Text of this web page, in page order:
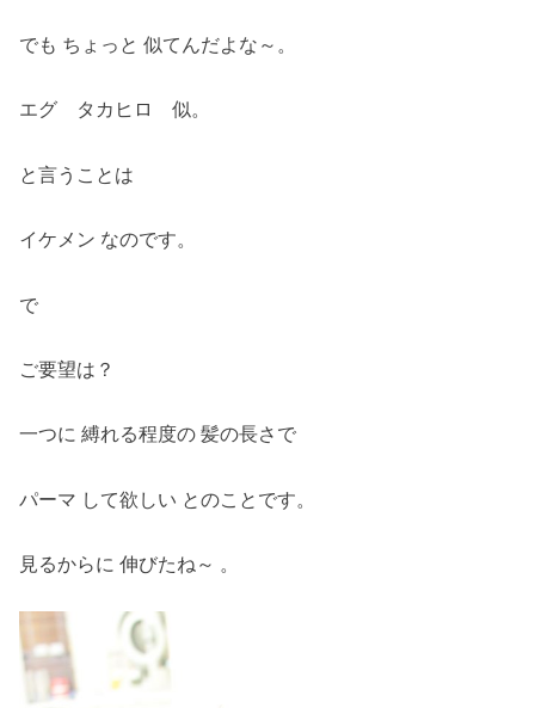
でも ちょっと 似てんだよな～。
エグ タカヒロ 似。
と言うことは
イケメン なのです。
で
ご要望は？
一つに 縛れる程度の 髪の長さで
パーマ して欲しい とのことです。
見るからに 伸びたね～ 。